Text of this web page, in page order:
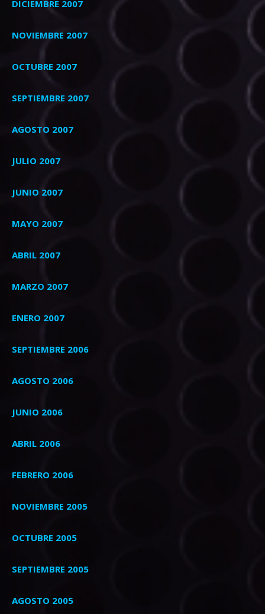
DICIEMBRE 2007
NOVIEMBRE 2007
OCTUBRE 2007
SEPTIEMBRE 2007
AGOSTO 2007
JULIO 2007
JUNIO 2007
MAYO 2007
ABRIL 2007
MARZO 2007
ENERO 2007
SEPTIEMBRE 2006
AGOSTO 2006
JUNIO 2006
ABRIL 2006
FEBRERO 2006
NOVIEMBRE 2005
OCTUBRE 2005
SEPTIEMBRE 2005
AGOSTO 2005